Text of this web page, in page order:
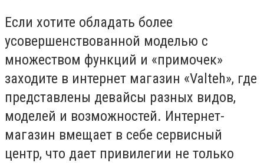
Если хотите обладать более
усовершенствованной моделью с
множеством функций и «примочек»
заходите в интернет магазин «Valteh», где
представлены девайсы разных видов,
моделей и возможностей. Интернет-
магазин вмещает в себе сервисный
центр, что дает привилегии не только